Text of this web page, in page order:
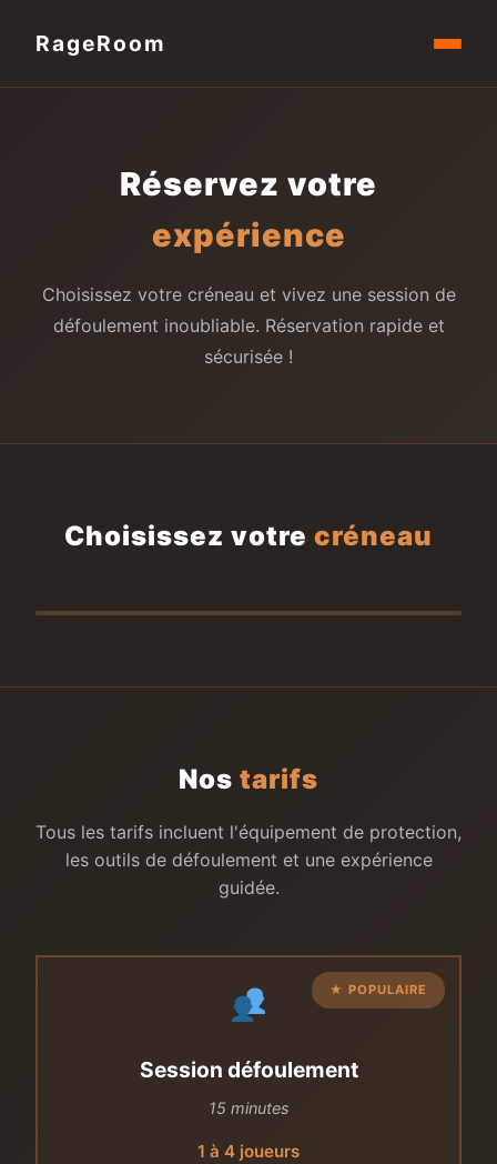
RageRoom
Réservez votre
expérience
Choisissez votre créneau et vivez une session de
défoulement inoubliable. Réservation rapide et
sécurisée !
Choisissez votre créneau
Nos tarifs
Tous les tarifs incluent l'équipement de protection,
les outils de défoulement et une expérience
guidée.
★ POPULAIRE
Session défoulement
15 minutes
1 à 4 joueurs